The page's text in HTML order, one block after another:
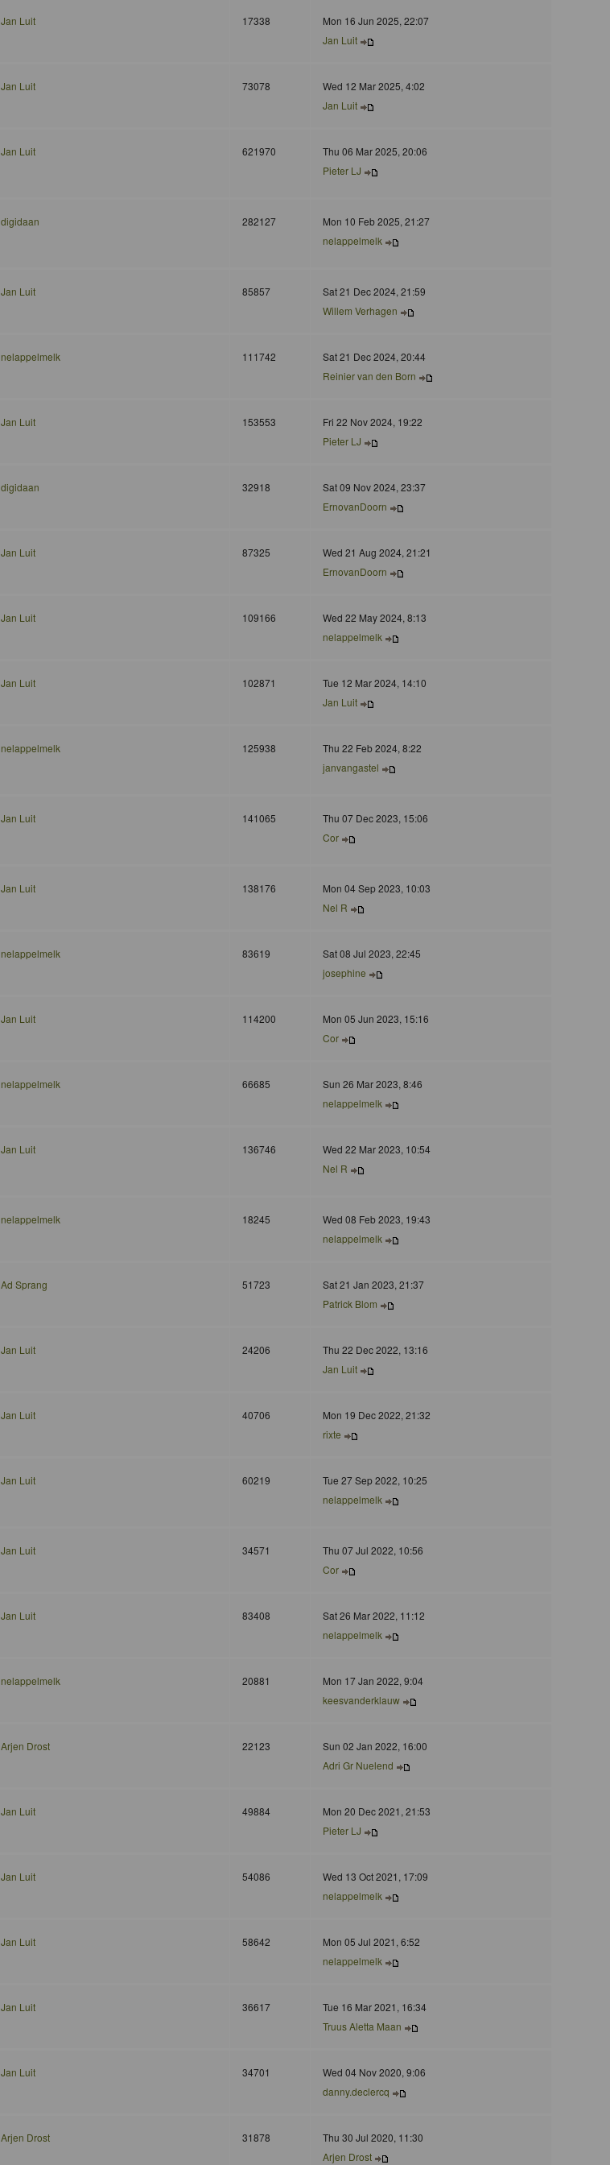
Jan Luit 17338
Mon 16 Jun 2025, 22:07
Jan Luit
Jan Luit 73078
Wed 12 Mar 2025, 4:02
Jan Luit
Jan Luit 621970
Thu 06 Mar 2025, 20:06
Pieter LJ
digidaan 282127
Mon 10 Feb 2025, 21:27
nelappelmelk
Jan Luit 85857
Sat 21 Dec 2024, 21:59
Willem Verhagen
nelappelmelk 111742
Sat 21 Dec 2024, 20:44
Reinier van den Born
Jan Luit 153553
Fri 22 Nov 2024, 19:22
Pieter LJ
digidaan 32918
Sat 09 Nov 2024, 23:37
ErnovanDoorn
Jan Luit 87325
Wed 21 Aug 2024, 21:21
ErnovanDoorn
Jan Luit 109166
Wed 22 May 2024, 8:13
nelappelmelk
Jan Luit 102871
Tue 12 Mar 2024, 14:10
Jan Luit
nelappelmelk 125938
Thu 22 Feb 2024, 8:22
janvangastel
Jan Luit 141065
Thu 07 Dec 2023, 15:06
Cor
Jan Luit 138176
Mon 04 Sep 2023, 10:03
Nel R
nelappelmelk 83619
Sat 08 Jul 2023, 22:45
josephine
Jan Luit 114200
Mon 05 Jun 2023, 15:16
Cor
nelappelmelk 66685
Sun 26 Mar 2023, 8:46
nelappelmelk
Jan Luit 136746
Wed 22 Mar 2023, 10:54
Nel R
nelappelmelk 18245
Wed 08 Feb 2023, 19:43
nelappelmelk
Ad Sprang 51723
Sat 21 Jan 2023, 21:37
Patrick Blom
Jan Luit 24206
Thu 22 Dec 2022, 13:16
Jan Luit
Jan Luit 40706
Mon 19 Dec 2022, 21:32
rixte
Jan Luit 60219
Tue 27 Sep 2022, 10:25
nelappelmelk
Jan Luit 34571
Thu 07 Jul 2022, 10:56
Cor
Jan Luit 83408
Sat 26 Mar 2022, 11:12
nelappelmelk
nelappelmelk 20881
Mon 17 Jan 2022, 9:04
keesvanderklauw
Arjen Drost 22123
Sun 02 Jan 2022, 16:00
Adri Gr Nuelend
Jan Luit 49884
Mon 20 Dec 2021, 21:53
Pieter LJ
Jan Luit 54086
Wed 13 Oct 2021, 17:09
nelappelmelk
Jan Luit 58642
Mon 05 Jul 2021, 6:52
nelappelmelk
Jan Luit 36617
Tue 16 Mar 2021, 16:34
Truus Aletta Maan
Jan Luit 34701
Wed 04 Nov 2020, 9:06
danny.declercq
Arjen Drost 31878
Thu 30 Jul 2020, 11:30
Arjen Drost